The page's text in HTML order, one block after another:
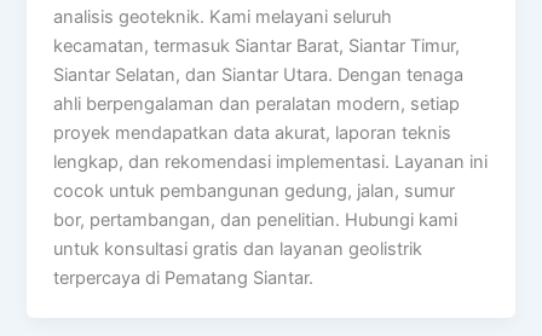
analisis geoteknik. Kami melayani seluruh
kecamatan, termasuk Siantar Barat, Siantar Timur,
Siantar Selatan, dan Siantar Utara. Dengan tenaga
ahli berpengalaman dan peralatan modern, setiap
proyek mendapatkan data akurat, laporan teknis
lengkap, dan rekomendasi implementasi. Layanan ini
cocok untuk pembangunan gedung, jalan, sumur
bor, pertambangan, dan penelitian. Hubungi kami
untuk konsultasi gratis dan layanan geolistrik
terpercaya di Pematang Siantar.